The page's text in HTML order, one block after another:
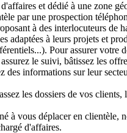
et dédié à une zone
par une prospection
à des interlocuteurs de
adaptées à leurs projets et
Pour assurer votre
le suivi, bâtissez les
des informations sur leur
les dossiers de vos
à vous déplacer en clientèle,
d'affaires.